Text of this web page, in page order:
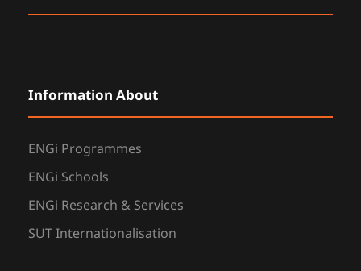
Information About
ENGi Programmes
ENGi Schools
ENGi Research & Services
SUT Internationalisation